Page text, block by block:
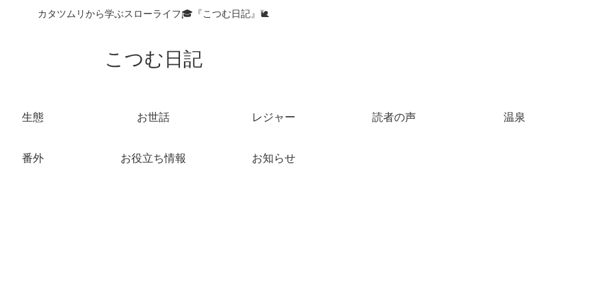
カタツムリから学ぶスローライフ🎓『こつむ日記』🐌
こつむ日記
生態 お世話 レジャー 読者の声 温泉
番外 お役立ち情報 お知らせ